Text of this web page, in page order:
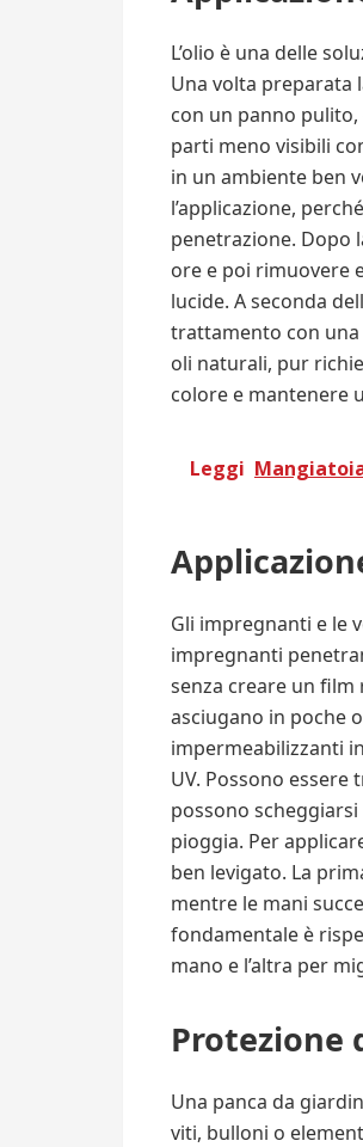
L’olio è una delle
Una volta preparata
con un panno
parti meno visibili
in un ambiente ben
l’applicazione,
penetrazione. Dopo
ore e poi rimuovere
lucide. A seconda
trattamento con
oli naturali, pur
colore e mantenere
Leggi
Gli impregnanti e le
impregnanti
senza creare un film
asciugano in poche
impermeabilizzanti
UV. Possono
possono
pioggia. Per
ben levigato. La
mentre le mani
fondamentale è
mano e l’altra per
Protezione
Una panca da
viti, bulloni o